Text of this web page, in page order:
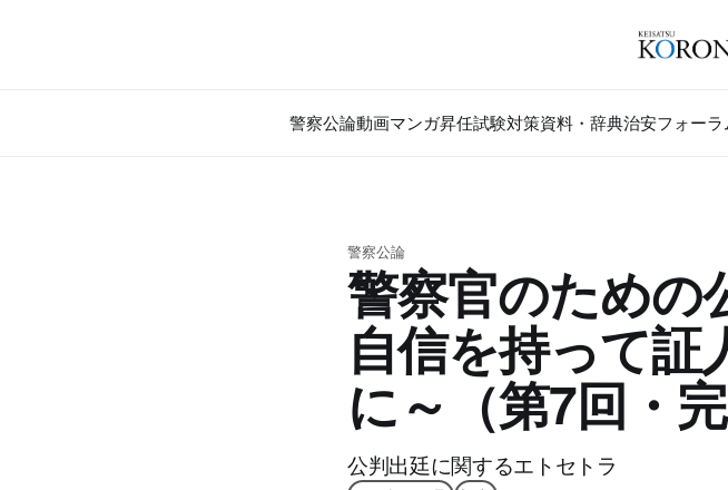
警察公論動画マンガ昇任試験対策資料・辞典治安フォーラ
警察公論
警察官のための
自信を持って証
に～（第7回・完
公判出廷に関するエトセトラ